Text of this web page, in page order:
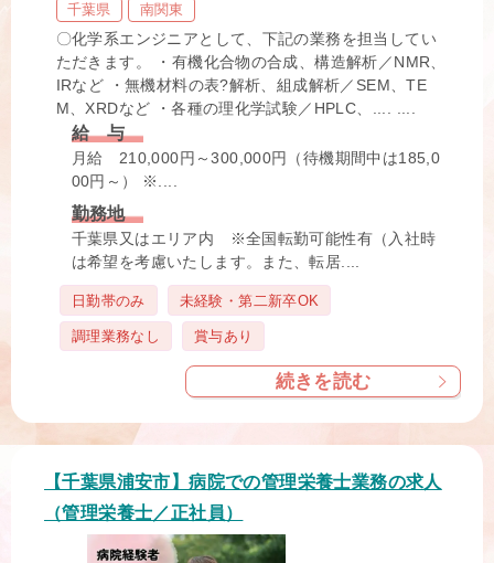
千葉県 南関東
〇化学系エンジニアとして、下記の業務を担当してい
ただきます。 ・有機化合物の合成、構造解析／NMR、
IRなど ・無機材料の表?解析、組成解析／SEM、TE
M、XRDなど ・各種の理化学試験／HPLC、.... ....
給 与
月給 210,000円～300,000円（待機期間中は185,0
00円～） ※....
勤務地
千葉県又はエリア内 ※全国転勤可能性有（入社時
は希望を考慮いたします。また、転居....
日勤帯のみ 未経験・第二新卒OK
調理業務なし 賞与あり
続きを読む
【千葉県浦安市】病院での管理栄養士業務の求人
（管理栄養士／正社員）